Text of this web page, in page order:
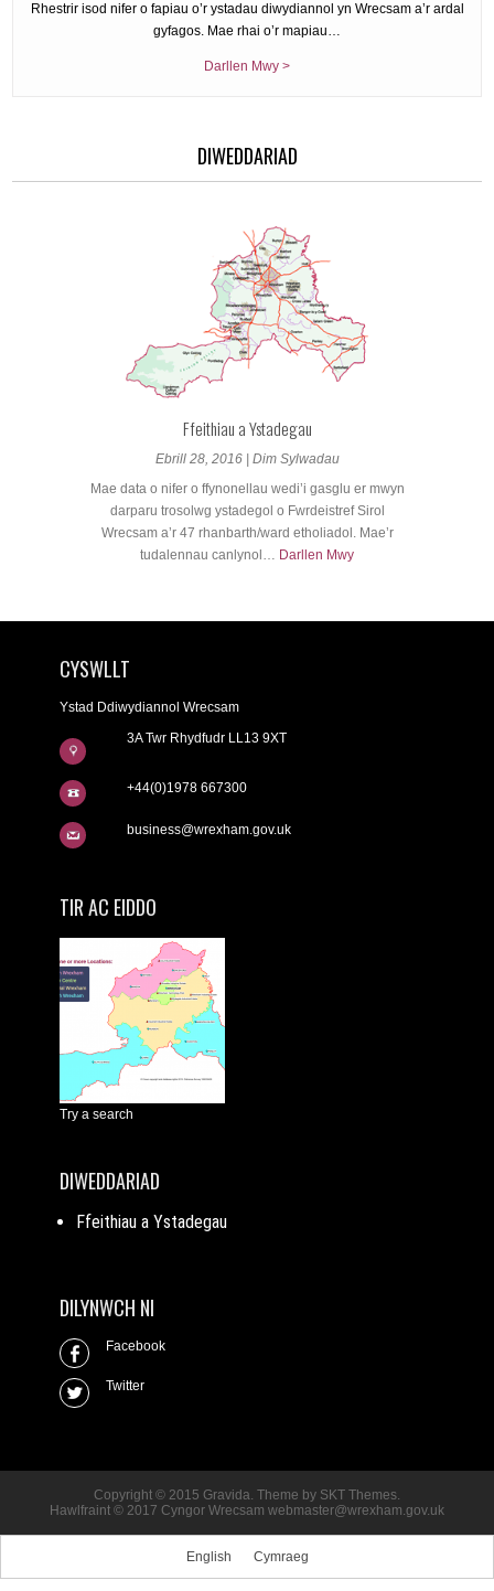
Rhestrir isod nifer o fapiau o’r ystadau diwydiannol yn Wrecsam a’r ardal
gyfagos. Mae rhai o’r mapiau…
Darllen Mwy >
DIWEDDARIAD
Ffeithiau a Ystadegau
Ebrill 28, 2016 | Dim Sylwadau
Mae data o nifer o ffynonellau wedi’i gasglu er mwyn
darparu trosolwg ystadegol o Fwrdeistref Sirol
Wrecsam a’r 47 rhanbarth/ward etholiadol. Mae’r
tudalennau canlynol… Darllen Mwy
CYSWLLT
Ystad Ddiwydiannol Wrecsam
3A Twr Rhydfudr LL13 9XT
+44(0)1978 667300
business@wrexham.gov.uk
TIR AC EIDDO
Try a search
DIWEDDARIAD
Ffeithiau a Ystadegau
DILYNWCH NI
Facebook
Twitter
Copyright © 2015 Gravida. Theme by SKT Themes.
Hawlfraint © 2017 Cyngor Wrecsam webmaster@wrexham.gov.uk
English Cymraeg